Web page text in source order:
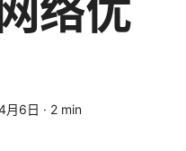
络优
月6日 · 2 min